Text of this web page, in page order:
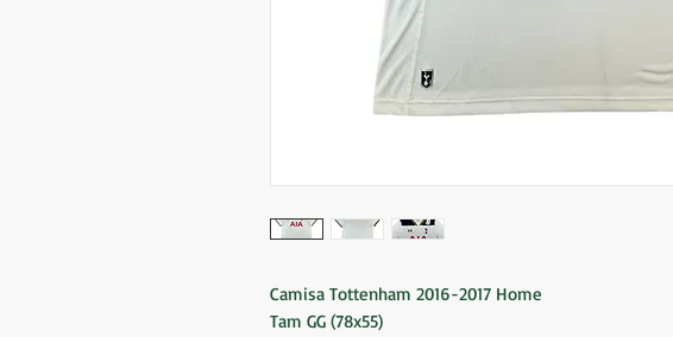
Camisa Tottenham 2016-2017 Home
Tam GG (78x55)